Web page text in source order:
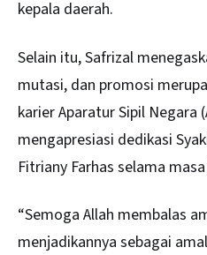
kepala daerah.
Selain itu, Safrizal
mutasi, dan promosi
karier Aparatur Sipil Negara
mengapresiasi dedikasi
Fitriany Farhas selama
“Semoga Allah membalas
menjadikannya sebagai